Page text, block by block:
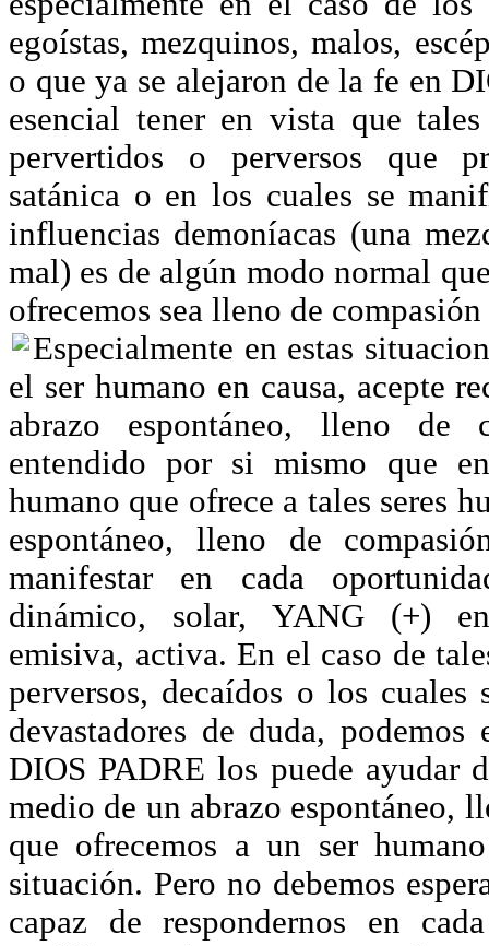
egoístas, mezquinos, malos,
o que ya se alejaron de la fe en
esencial tener en vista que tales
pervertidos o perversos que
satánica o en los cuales se
influencias demoníacas (una
mal) es de algún modo normal
ofrecemos sea lleno de
Especialmente en estas
el ser humano en causa, acepte
abrazo espontáneo, lleno
entendido por si mismo que
humano que ofrece a tales seres
espontáneo, lleno de
manifestar en cada
dinámico, solar, YANG (+)
emisiva, activa. En el caso de
perversos, decaídos o los cuales
devastadores de duda, podemos
DIOS PADRE los puede ayudar
medio de un abrazo espontáneo,
que ofrecemos a un ser
situación. Pero no debemos
capaz de respondernos en